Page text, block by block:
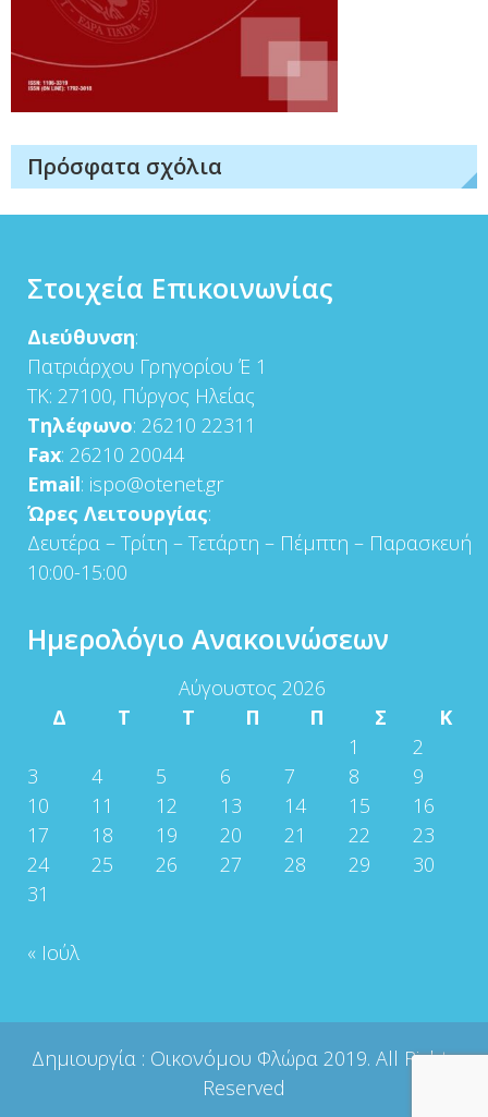
Πρόσφατα σχόλια
Στοιχεία Επικοινωνίας
Διεύθυνση:
Πατριάρχου Γρηγορίου Έ 1
ΤΚ: 27100, Πύργος Ηλείας
Τηλέφωνο: 26210 22311
Fax: 26210 20044
Email: ispo@otenet.gr
Ώρες Λειτουργίας:
Δευτέρα – Τρίτη – Τετάρτη – Πέμπτη – Παρασκευή
10:00-15:00
Ημερολόγιο Ανακοινώσεων
Αύγουστος 2026
Δ
Τ Τ Π Π Σ
Κ
1
2
3
4 5 6 7 8
9
10
11 12 13 14 15
16
17
18 19 20 21 22
23
24
25 26 27 28 29
30
31
« Ιούλ
Δημιουργία : Οικονόμου Φλώρα 2019. All Rights
Reserved